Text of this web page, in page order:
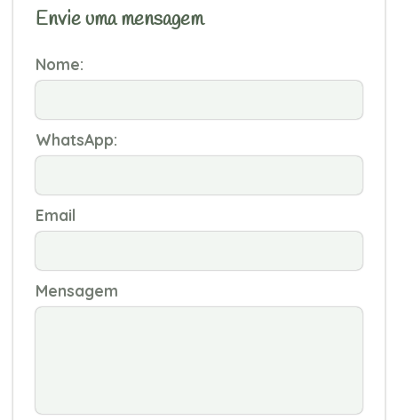
Envie uma mensagem
Nome:
WhatsApp:
Email
Mensagem